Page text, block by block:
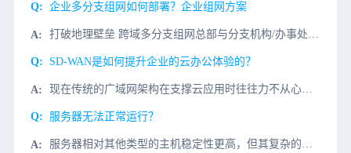
企业多分支组网如何部署？企业组网方案
打破地理壁垒 跨域多分支组网总部与分支机构/办事处分别部署云网关硬件（亦可按需选择虚拟化部署）根据具体业务情况选择星型组网或网状组网部署时无需公网IP，仅需1个可正常访问internet的内网IP即可
SD-WAN是如何提升企业的云办公体验的？
现在传统的广域网架构在支撑云应用时往往力不从心，出现访问延迟、视频卡顿、数据传输缓慢等问题，严重影响工作效率。SD-WAN技术的出现，通过智能化、自动化的网络管理，从根本上改变了这一局面。智能路径选择
服务器无法正常运行？
服务器相对其他类型的主机稳定性更高，但其复杂的构造也导致不稳定的影响较多，服务器设备运行复杂，在没有专业团队帮助的前提下，最好不要擅自进行修复，但可以从以下几个方面先行判